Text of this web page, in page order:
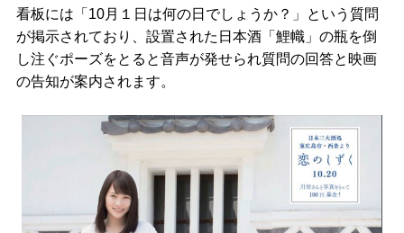
看板には「10月１日は何の日でしょうか？」という質問
が掲示されており、設置された日本酒「鯉幟」の瓶を倒
し注ぐポーズをとると音声が発せられ質問の回答と映画
の告知が案内されます。